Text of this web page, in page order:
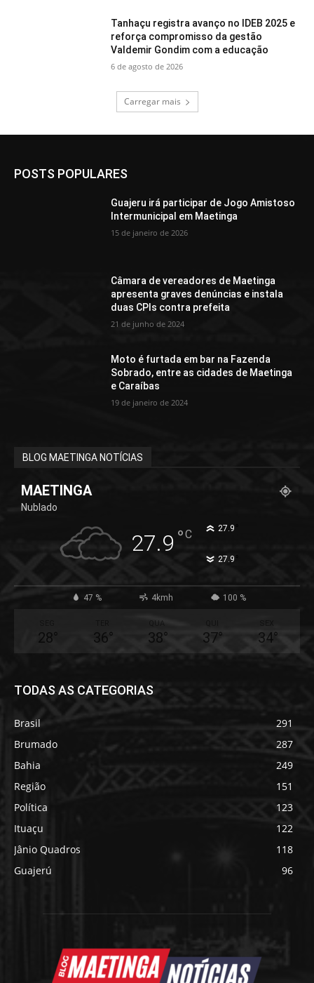
Tanhaçu registra avanço no IDEB 2025 e
reforça compromisso da gestão
Valdemir Gondim com a educação
6 de agosto de 2026
Carregar mais
POSTS POPULARES
Guajeru irá participar de Jogo Amistoso
Intermunicipal em Maetinga
15 de janeiro de 2026
Câmara de vereadores de Maetinga
apresenta graves denúncias e instala
duas CPIs contra prefeita
21 de junho de 2024
Moto é furtada em bar na Fazenda
Sobrado, entre as cidades de Maetinga
e Caraíbas
19 de janeiro de 2024
BLOG MAETINGA NOTÍCIAS
MAETINGA
Nublado
27.9 °C 27.9
27.9
47 % 4kmh 100 %
28° 36°
QUA
38° 37° 34°
TODAS AS CATEGORIAS
Brasil
291
Brumado
287
Bahia
249
Região
151
Política
123
Ituaçu
122
Jânio Quadros
118
Guajerú
96